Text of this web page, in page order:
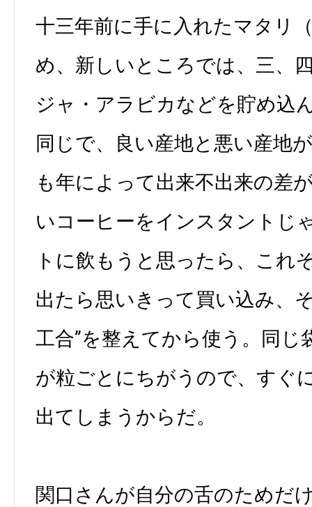
十三年前に手に入れたマタリ
め、新しいところでは、三、
ジャ・アラビカなどを貯め込
同じで、良い産地と悪い産地
も年によって出来不出来の差
いコーヒーをインスタントじ
トに飲もうと思ったら、これ
出たら思いきって買い込み、
工合”を整えてから使う。同じ
が粒ごとにちがうので、すぐ
出てしまうからだ。
関口さんが自分の舌のためだ